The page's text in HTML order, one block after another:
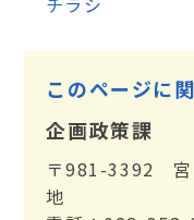
このページに
企画政策課
〒981-3392 宮
地